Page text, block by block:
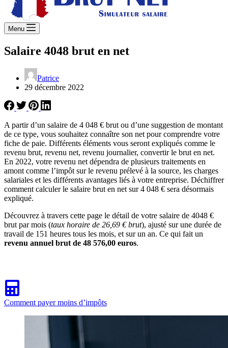
Menu
Salaire 4048 brut en net
Patrice
29 décembre 2022
A partir d’un salaire de 4 048 € brut ou d’une suggestion de montant
de ce type, vous souhaitez connaître son net pour comprendre votre
fiche de paie. Différents éléments vous seront expliqués comme le
revenu brut, revenu net, revenu journalier, convertir le brut en net.
En 2022, votre revenu net dépendra de plusieurs traitements en
amont comme l’impôt sur le revenu prélevé à la source, les charges
salariales et les différents avantages liés à votre entreprise. Déchiffrer
comment calculer le salaire brut en net sur 4 048 € sera désormais
expliqué.
Découvrez à travers cette page le détail de votre salaire de 4048 €
brut par mois (taux horaire de 26,69 € brut), ajusté sur une durée de
travail de 151 heures tous les mois, et sur un an. Ce qui fait un
revenu annuel brut de 48 576,00 euros.
Comment payer moins d’impôts